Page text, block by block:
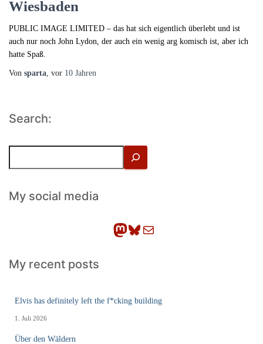
Wiesbaden
PUBLIC IMAGE LIMITED – das hat sich eigentlich überlebt und ist
auch nur noch John Lydon, der auch ein wenig arg komisch ist, aber ich
hatte Spaß.
Von sparta, vor 10 Jahren
Search:
h
eMy social media
Mastodon Bluesky E-Mail
My recent posts
Elvis has definitely left the f*cking building
1. Juli 2026
Über den Wäldern